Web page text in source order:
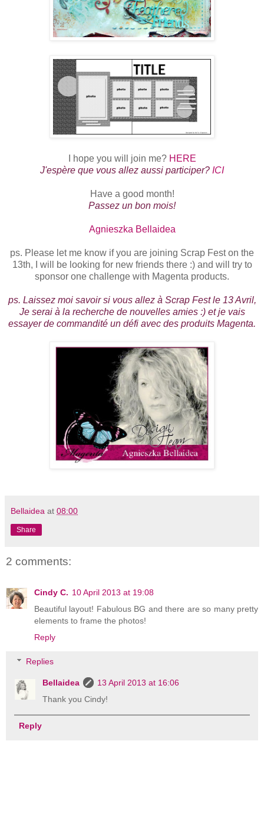
I hope you will join me? HERE
J'espère que vous allez aussi participer? ICI
Have a good month!
Passez un bon mois!
Agnieszka Bellaidea
ps. Please let me know if you are joining Scrap Fest on the
13th, I will be looking for new friends there :) and will try to
sponsor one challenge with Magenta products.
ps. Laissez moi savoir si vous allez à Scrap Fest le 13 Avril,
Je serai à la recherche de nouvelles amies :) et je vais
essayer de commandité un défi avec des produits Magenta.
Bellaidea at 08:00
Share
2 comments:
Cindy C. 10 April 2013 at 19:08
Beautiful layout! Fabulous BG and there are so many pretty
elements to frame the photos!
Reply
Replies
Bellaidea
13 April 2013 at 16:06
Thank you Cindy!
Reply